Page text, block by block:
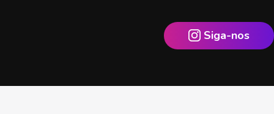
Siga-nos